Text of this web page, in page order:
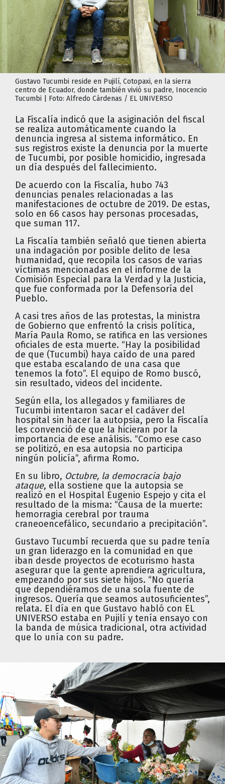
Gustavo Tucumbi reside en Pujilí, Cotopaxi, en la sierra
centro de Ecuador, donde también vivió su padre, Inocencio
Tucumbi | Foto: Alfredo Cárdenas / EL UNIVERSO
La Fiscalía indicó que la asiginación del fiscal
se realiza automáticamente cuando la
denuncia ingresa al sistema informático. En
sus registros existe la denuncia por la muerte
de Tucumbi, por posible homicidio, ingresada
un día después del fallecimiento.
De acuerdo con la Fiscalía, hubo 743
denuncias penales relacionadas a las
manifestaciones de octubre de 2019. De estas,
solo en 66 casos hay personas procesadas,
que suman 117.
La Fiscalía también señaló que tienen abierta
una indagación por posible delito de lesa
humanidad, que recopila los casos de varias
víctimas mencionadas en el informe de la
Comisión Especial para la Verdad y la Justicia,
que fue conformada por la Defensoría del
Pueblo.
A casi tres años de las protestas, la ministra
de Gobierno que enfrentó la crisis política,
María Paula Romo, se ratifica en las versiones
oficiales de esta muerte. “Hay la posibilidad
de que (Tucumbi) haya caído de una pared
que estaba escalando de una casa que
tenemos la foto”. El equipo de Romo buscó,
sin resultado, videos del incidente.
Según ella, los allegados y familiares de
Tucumbi intentaron sacar el cadáver del
hospital sin hacer la autopsia, pero la Fiscalía
les convenció de que la hicieran por la
importancia de ese análisis. “Como ese caso
se politizó, en esa autopsia no participa
ningún policía”, afirma Romo.
En su libro, Octubre, la democracia bajo
ataque, ella sostiene que la autopsia se
realizó en el Hospital Eugenio Espejo y cita el
resultado de la misma: “Causa de la muerte:
hemorragia cerebral por trauma
craneoencefálico, secundario a precipitación”.
Gustavo Tucumbí recuerda que su padre tenía
un gran liderazgo en la comunidad en que
iban desde proyectos de ecoturismo hasta
asegurar que la gente aprendiera agricultura,
empezando por sus siete hijos. “No quería
que dependiéramos de una sola fuente de
ingresos. Quería que seamos autosuficientes”,
relata. El día en que Gustavo habló con EL
UNIVERSO estaba en Pujilí y tenía ensayo con
la banda de música tradicional, otra actividad
que lo unía con su padre.